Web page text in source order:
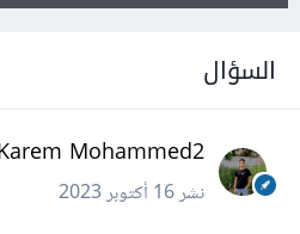
السؤال
Karem Mohammed2
نشر16 أكتوبر 2023